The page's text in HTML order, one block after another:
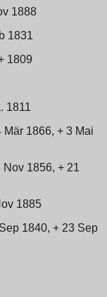
1888
1831
1809
1811
Mär 1866, + 3 Mai
Nov 1856, + 21
1885
1840, + 23 Sep